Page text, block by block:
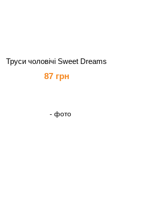
Труси чоловічі Sweet Dreams
87 грн